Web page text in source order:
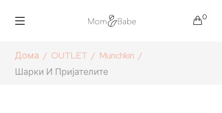
0
Дома OUTLET
Munchkin
Шарки И Пријателите